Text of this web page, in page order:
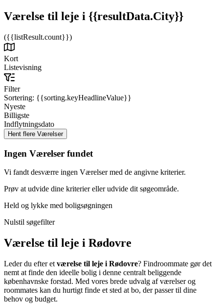
Værelse til leje i {{resultData.City}}
({{listResult.count}})
Kort
Listevisning
Filter
Sortering: {{sorting.keyHeadlineValue}}
Nyeste
Billigste
Indflytningsdato
Ingen Værelser fundet
Vi fandt desværre ingen Værelser med de angivne kriterier.
Prøv at udvide dine kriterier eller udvide dit søgeområde.
Held og lykke med boligsøgningen
Nulstil søgefilter
Værelse til leje i Rødovre
Leder du efter et værelse til leje i Rødovre? Findroommate gør det
nemt at finde den ideelle bolig i denne centralt beliggende
københavnske forstad. Med vores brede udvalg af værelser og
roommates kan du hurtigt finde et sted at bo, der passer til dine
behov og budget.